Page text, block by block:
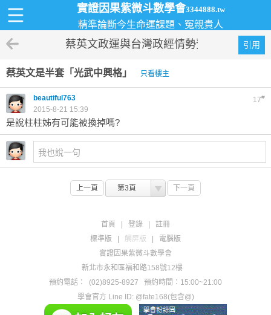
實證因果紫微斗數學會3344888.tw
精準論斷今生命運課題、冤親貴人
引用
蔡英文政運與台灣政經情勢預測
蔡英文是半套「光武中興格」 只看樓主
17#
beautiful763
2015-8-21 15:39
是說柱柱姊有可能被換掉嗎?
上一頁 第3頁 下一頁
首頁 登錄
註冊
標準版
觸屏版
電腦版
實證因果紫微斗數學會
新北市永和區福和路158號12樓
預約電話：
(02)8925-8927
預約時間：15:00~21:00
學會官方 Line ID: @fate168(包含@)